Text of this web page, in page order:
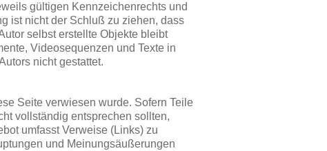
gültigen Kennzeichenrechts und
ist nicht der Schluß zu ziehen, dass
selbst erstellte Objekte bleibt
Videosequenzen und Texte in
nicht gestattet.
Seite verwiesen wurde. Sofern Teile
vollständig entsprechen sollten,
umfasst Verweise (Links) zu
und Meinungsäußerungen